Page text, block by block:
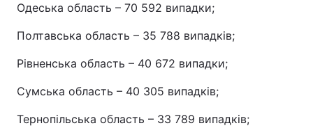
Одеська область – 70 592 випадки;
Полтавська область – 35 788 випадків;
Рівненська область – 40 672 випадки;
Сумська область – 40 305 випадків;
Тернопільська область – 33 789 випадків;